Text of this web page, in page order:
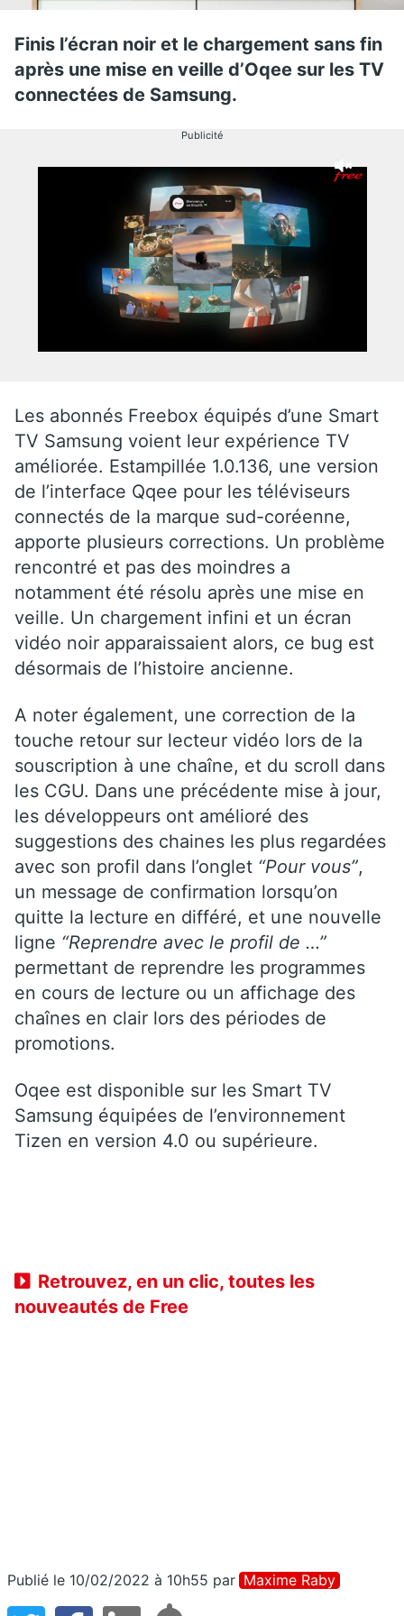
Finis l’écran noir et le chargement sans fin
après une mise en veille d’Oqee sur les TV
connectées de Samsung.
Publicité
Les abonnés Freebox équipés d’une Smart
TV Samsung voient leur expérience TV
améliorée. Estampillée 1.0.136, une version
de l’interface Qqee pour les téléviseurs
connectés de la marque sud-coréenne,
apporte plusieurs corrections. Un problème
rencontré et pas des moindres a
notamment été résolu après une mise en
veille. Un chargement infini et un écran
vidéo noir apparaissaient alors, ce bug est
désormais de l’histoire ancienne.
A noter également, une correction de la
touche retour sur lecteur vidéo lors de la
souscription à une chaîne, et du scroll dans
les CGU. Dans une précédente mise à jour,
les développeurs ont amélioré des
suggestions des chaines les plus regardées
avec son profil dans l’onglet “Pour vous”,
un message de confirmation lorsqu’on
quitte la lecture en différé, et une nouvelle
ligne “Reprendre avec le profil de …”
permettant de reprendre les programmes
en cours de lecture ou un affichage des
chaînes en clair lors des périodes de
promotions.
Oqee est disponible sur les Smart TV
Samsung équipées de l’environnement
Tizen en version 4.0 ou supérieure.
Retrouvez, en un clic, toutes les
nouveautés de Free
Publié le 10/02/2022 à 10h55 par Maxime Raby